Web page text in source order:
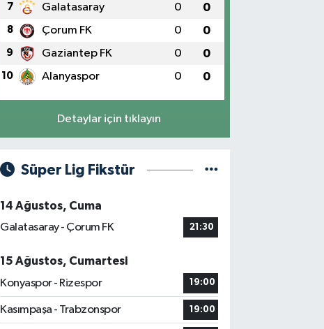
7 Galatasaray 0 0
8 Çorum FK 0 0
9 Gaziantep FK 0 0
10 Alanyaspor 0 0
Detaylar için tıklayın
Süper Lig Fikstür
14 Ağustos, Cuma
Galatasaray - Çorum FK
21:30
15 Ağustos, Cumartesi
Konyaspor - Rizespor
19:00
Kasımpaşa - Trabzonspor 19:00